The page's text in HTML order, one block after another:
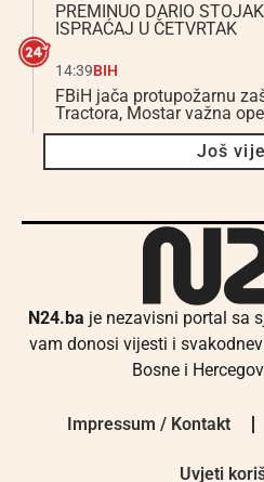
PREMINUO DARIO
ISPRAĆAJ U ČETVRTAK
14:39BIH
FBiH jača protupožarnu
Tractora, Mostar važna
Još
N24.ba je nezavisni portal sa
vam donosi vijesti i
Bosne i
Impressum / Kontakt
Uvjeti